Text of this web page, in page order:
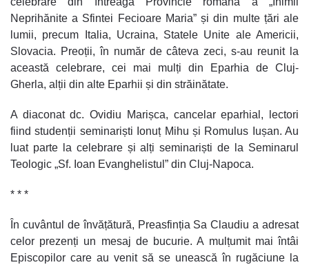
Neprihănite a Sfintei Fecioare Maria” și din multe țări ale
lumii, precum Italia, Ucraina, Statele Unite ale Americii,
Slovacia. Preoții, în număr de câteva zeci, s-au reunit la
această celebrare, cei mai mulți din Eparhia de Cluj-
Gherla, alții din alte Eparhii și din străinătate.
A diaconat dc. Ovidiu Marișca, cancelar eparhial, lectori
fiind studenții seminariști Ionuț Mihu și Romulus Iușan. Au
luat parte la celebrare și alți seminariști de la Seminarul
Teologic „Sf. Ioan Evanghelistul” din Cluj-Napoca.
* * *
În cuvântul de învățătură, Preasfinția Sa Claudiu a adresat
celor prezenți un mesaj de bucurie. A mulțumit mai întâi
Episcopilor care au venit să se unească în rugăciune la